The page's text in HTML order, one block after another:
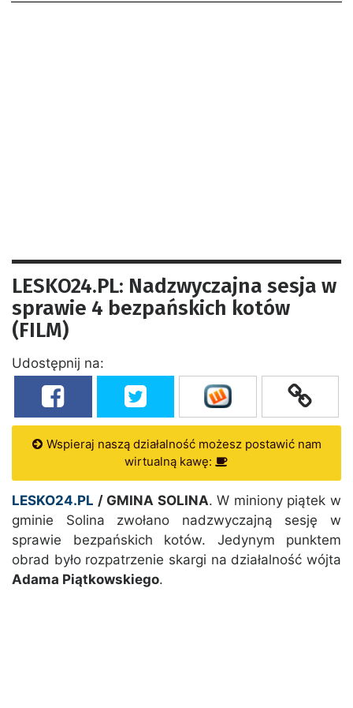
LESKO24.PL: Nadzwyczajna sesja w
sprawie 4 bezpańskich kotów
(FILM)
Udostępnij na:
Wspieraj naszą działalność możesz postawić nam
wirtualną kawę:
LESKO24.PL / GMINA SOLINA. W miniony piątek w
gminie Solina zwołano nadzwyczajną sesję w
sprawie bezpańskich kotów. Jedynym punktem
obrad było rozpatrzenie skargi na działalność wójta
Adama Piątkowskiego.